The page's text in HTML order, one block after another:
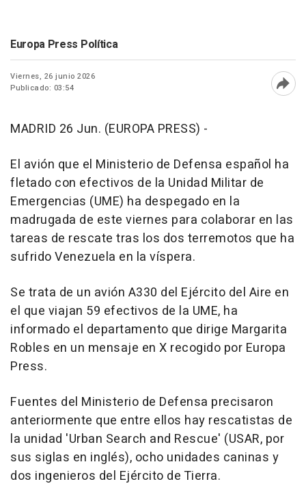
Europa Press Política
Viernes, 26 junio 2026
Publicado: 03:54
MADRID 26 Jun. (EUROPA PRESS) -
El avión que el Ministerio de Defensa español ha
fletado con efectivos de la Unidad Militar de
Emergencias (UME) ha despegado en la
madrugada de este viernes para colaborar en las
tareas de rescate tras los dos terremotos que ha
sufrido Venezuela en la víspera.
Se trata de un avión A330 del Ejército del Aire en
el que viajan 59 efectivos de la UME, ha
informado el departamento que dirige Margarita
Robles en un mensaje en X recogido por Europa
Press.
Fuentes del Ministerio de Defensa precisaron
anteriormente que entre ellos hay rescatistas de
la unidad 'Urban Search and Rescue' (USAR, por
sus siglas en inglés), ocho unidades caninas y
dos ingenieros del Ejército de Tierra.